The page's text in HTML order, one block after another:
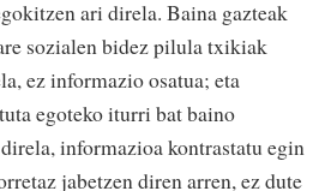
ari direla. Baina gazteak
sozialen bidez pilula txikiak
ez informazio osatua; eta
egoteko iturri bat baino
informazioa kontrastatu egin
jabetzen diren arren, ez dute